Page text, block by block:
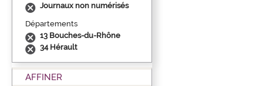
Journaux non numérisés
Départements
13 Bouches-du-Rhône
34 Hérault
AFFINER